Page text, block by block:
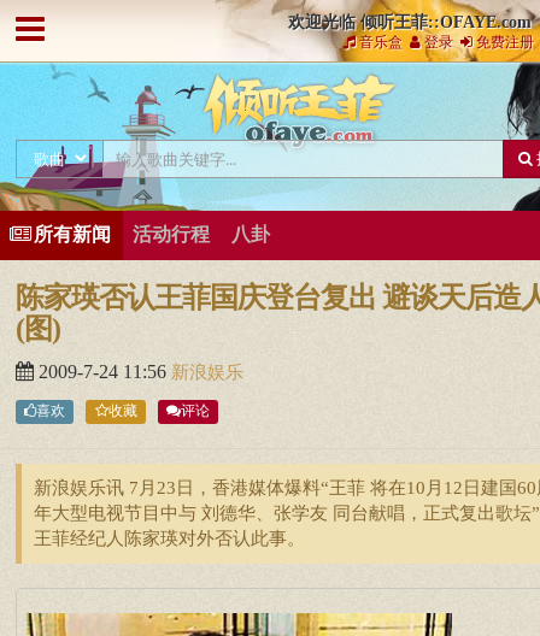
欢迎光临 倾听王菲::OFAYE.com
音乐盒 登录 免费注册
所有新闻 活动行程 八卦
陈家瑛否认王菲国庆登台复出 避谈天后造
(图)
2009-7-24 11:56 新浪娱乐
喜欢 收藏 评论
新浪娱乐讯 7月23日，香港媒体爆料“王菲 将在10月12日建国60
年大型电视节目中与 刘德华、张学友 同台献唱，正式复出歌坛
王菲经纪人陈家瑛对外否认此事。